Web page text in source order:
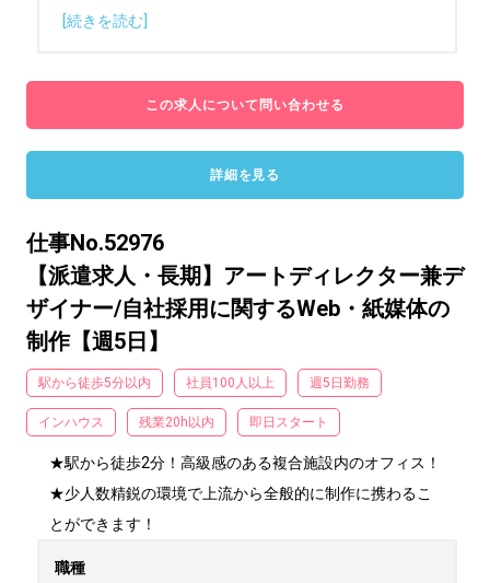
[続きを読む]
この求人について問い合わせる
詳細を見る
仕事No.52976
【派遣求人・長期】アートディレクター兼デ
ザイナー/自社採用に関するWeb・紙媒体の
制作【週5日】
駅から徒歩5分以内 社員100人以上 週5日勤務
インハウス 残業20h以内 即日スタート
★駅から徒歩2分！高級感のある複合施設内のオフィス！
★少人数精鋭の環境で上流から全般的に制作に携わるこ
とができます！
職種